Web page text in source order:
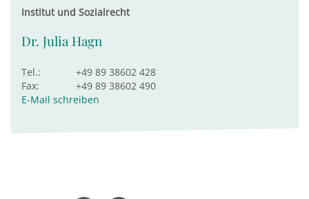
Institut und Sozialrecht
Dr. Julia Hagn
Tel.:
+49 89 38602 428
Fax:
+49 89 38602 490
E-Mail schreiben